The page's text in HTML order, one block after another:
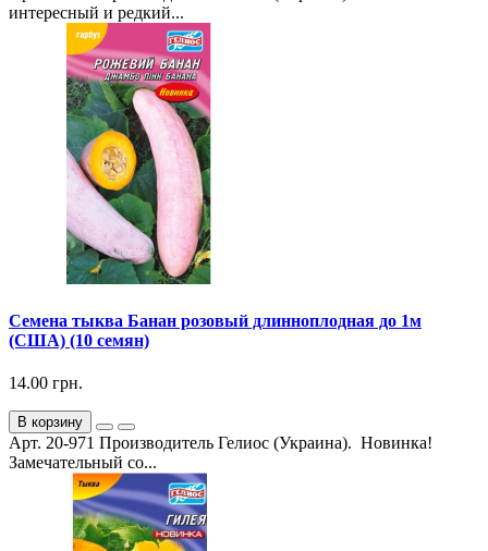
интересный и редкий...
Семена тыква Банан розовый длинноплодная до 1м
(США) (10 семян)
14.00 грн.
В корзину
Арт. 20-971 Производитель Гелиос (Украина). Новинка!
Замечательный со...